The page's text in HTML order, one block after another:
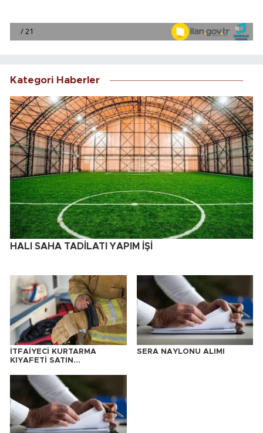
Kategori Haberler
HALI SAHA TADİLATI YAPIM İŞİ
İTFAİYECİ KURTARMA
KIYAFETİ SATIN
SERA NAYLONU ALIMI